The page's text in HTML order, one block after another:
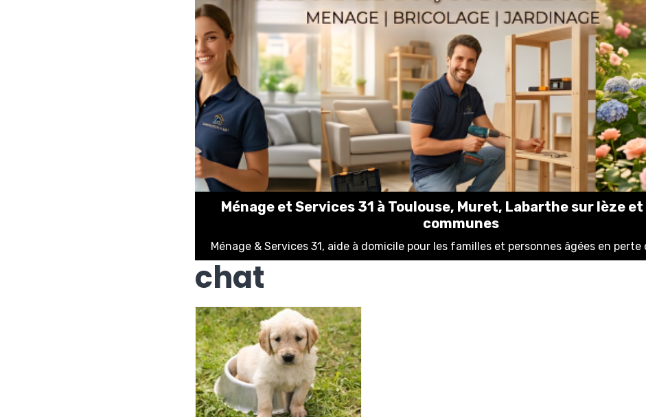
Ménage et Services 31 à Toulouse, Muret, Labarthe sur lèze
communes
Ménage & Services 31, aide à domicile pour les familles et personnes âgées en
chat